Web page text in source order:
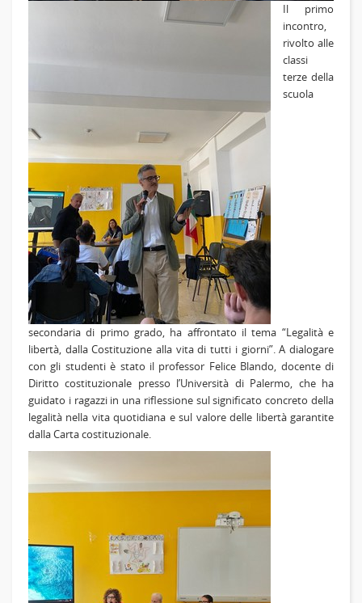
Il primo
incontro,
rivolto alle
classi
terze della
scuola
secondaria di primo grado, ha affrontato il tema “Legalità e
libertà, dalla Costituzione alla vita di tutti i giorni”. A dialogare
con gli studenti è stato il professor Felice Blando , docente di
Diritto costituzionale presso l’Università di Palermo, che ha
guidato i ragazzi in una riflessione sul significato concreto della
legalità nella vita quotidiana e sul valore delle libertà garantite
dalla Carta costituzionale.